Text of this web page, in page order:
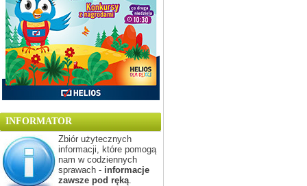
INFORMATOR
Zbiór użytecznych
informacji, które pomogą
nam w codziennych
sprawach - informacje
zawsze pod ręką.